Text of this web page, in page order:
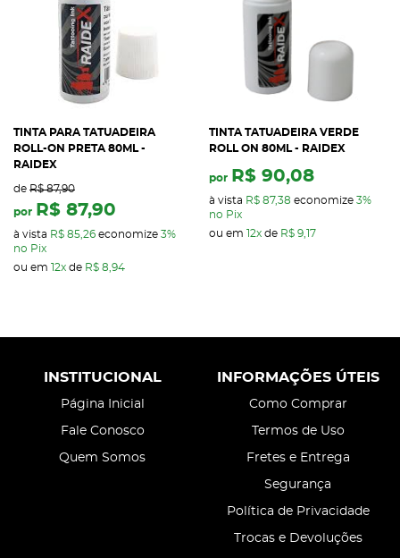
TINTA PARA TATUADEIRA
ROLL-ON PRETA 80ML -
RAIDEX
de R$ 87,90
por R$ 87,90
à vista R$ 85,26 economize 3%
no Pix
ou em 12x de R$ 8,94
TINTA TATUADEIRA VERDE
ROLL ON 80ML - RAIDEX
por R$ 90,08
à vista R$ 87,38 economize 3%
no Pix
ou em 12x de R$ 9,17
INSTITUCIONAL
Página Inicial
Fale Conosco
Quem Somos
INFORMAÇÕES ÚTEIS
Como Comprar
Termos de Uso
Fretes e Entrega
Segurança
Política de Privacidade
Trocas e Devoluções